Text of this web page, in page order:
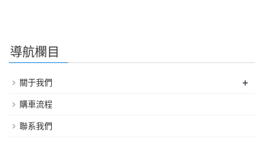
導航欄目
關于我們 +
購車流程
聯系我們